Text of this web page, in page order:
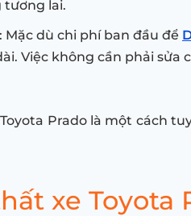
lai.
: Mặc dù chi phí ban đầu để
Việc không cần phải
Prado là một cách
xe